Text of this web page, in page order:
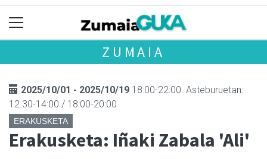
ZUMAIA
2025/10/01 - 2025/10/19 18:00-22:00. Asteburuetan:
12.30-14:00 / 18:00-20:00
ERAKUSKETA
Erakusketa: Iñaki Zabala 'Ali'